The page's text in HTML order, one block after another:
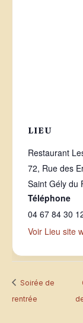
LIEU
Restaurant
72, Rue des
Saint Gély du
Téléphone
04 67 84 30
Voir Lieu site
Soirée de
rentrée